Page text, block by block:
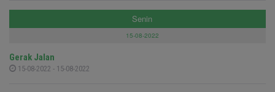
Senin
15-08-2022
Gerak Jalan
15-08-2022 - 15-08-2022